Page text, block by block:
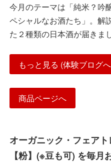
今月のテーマは「純米？吟
ペシャルなお酒たち」。解
た２種類の日本酒が届きまし
もっと見る (体験ブログ
商品ページへ
オーガニック・フェア
【粉】(※豆も可) を毎月